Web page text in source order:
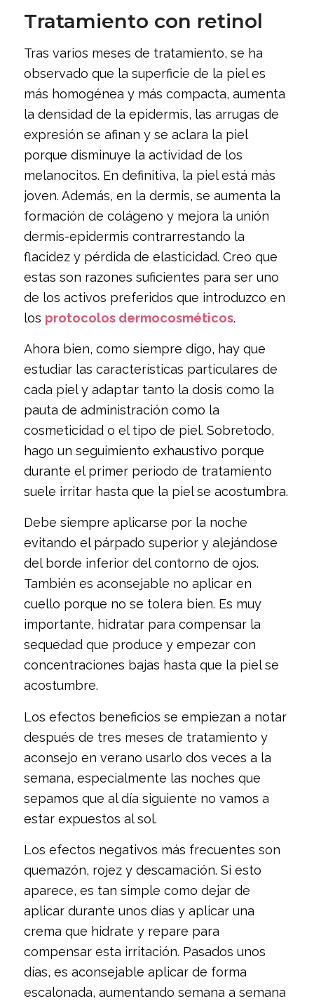
Tratamiento con retinol
Tras varios meses de tratamiento, se ha
observado que la superficie de la piel es
más homogénea y más compacta, aumenta
la densidad de la epidermis, las arrugas de
expresión se afinan y se aclara la piel
porque disminuye la actividad de los
melanocitos. En definitiva, la piel está más
joven. Además, en la dermis, se aumenta la
formación de colágeno y mejora la unión
dermis-epidermis contrarrestando la
flacidez y pérdida de elasticidad. Creo que
estas son razones suficientes para ser uno
de los activos preferidos que introduzco en
los protocolos dermocosméticos.
Ahora bien, como siempre digo, hay que
estudiar las características particulares de
cada piel y adaptar tanto la dosis como la
pauta de administración como la
cosmeticidad o el tipo de piel. Sobretodo,
hago un seguimiento exhaustivo porque
durante el primer periodo de tratamiento
suele irritar hasta que la piel se acostumbra.
Debe siempre aplicarse por la noche
evitando el párpado superior y alejándose
del borde inferior del contorno de ojos.
También es aconsejable no aplicar en
cuello porque no se tolera bien. Es muy
importante, hidratar para compensar la
sequedad que produce y empezar con
concentraciones bajas hasta que la piel se
acostumbre.
Los efectos beneficios se empiezan a notar
después de tres meses de tratamiento y
aconsejo en verano usarlo dos veces a la
semana, especialmente las noches que
sepamos que al día siguiente no vamos a
estar expuestos al sol.
Los efectos negativos más frecuentes son
quemazón, rojez y descamación. Si esto
aparece, es tan simple como dejar de
aplicar durante unos días y aplicar una
crema que hidrate y repare para
compensar esta irritación. Pasados unos
días, es aconsejable aplicar de forma
escalonada, aumentando semana a semana